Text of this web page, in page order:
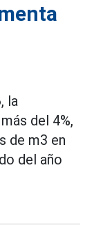
la
del 4%,
de m3 en
del año